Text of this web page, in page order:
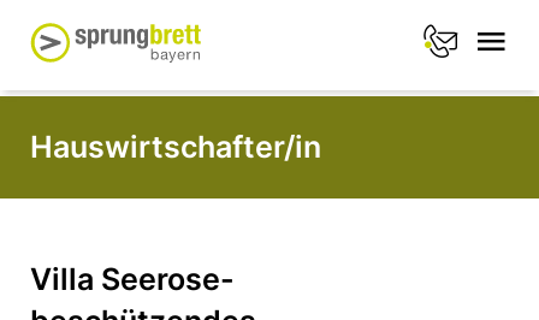
Hauswirtschafter/in
Villa Seerose-